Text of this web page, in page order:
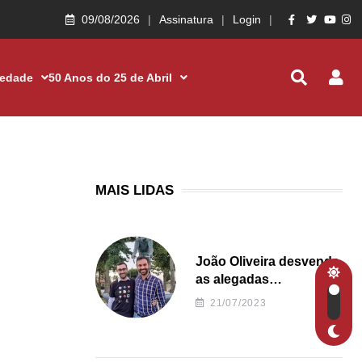
09/08/2026 Assinatura Login
50 Anos do 25 de Abril
MAIS LIDAS
João Oliveira desvenda
as alegadas
irregularidades da
Junta de Freguesia S.
21/07/2023